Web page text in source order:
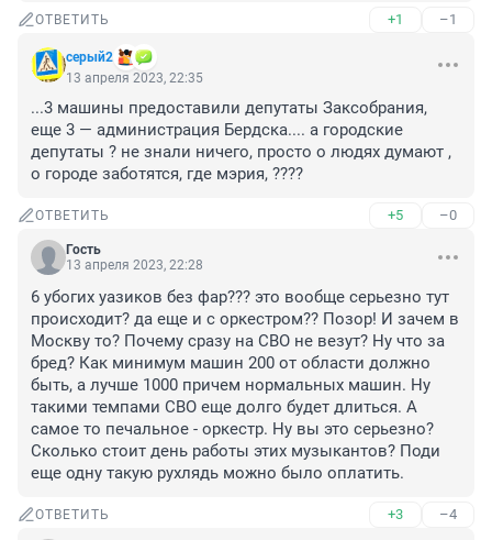
ОТВЕТИТЬ +1 –1
серый2
13 апреля 2023, 22:35
...3 машины предоставили депутаты Заксобрания,
еще 3 — администрация Бердска.... а городские
депутаты ? не знали ничего, просто о людях думают ,
о городе заботятся, где мэрия, ????
ОТВЕТИТЬ +5 –0
Гость
13 апреля 2023, 22:28
6 убогих уазиков без фар??? это вообще серьезно тут
происходит? да еще и с оркестром?? Позор! И зачем в
Москву то? Почему сразу на СВО не везут? Ну что за
бред? Как минимум машин 200 от области должно
быть, а лучше 1000 причем нормальных машин. Ну
такими темпами СВО еще долго будет длиться. А
самое то печальное - оркестр. Ну вы это серьезно?
Сколько стоит день работы этих музыкантов? Поди
еще одну такую рухлядь можно было оплатить.
ОТВЕТИТЬ +3 –4